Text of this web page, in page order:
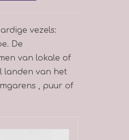
vezels:
De
van lokale of
landen van het
, puur of